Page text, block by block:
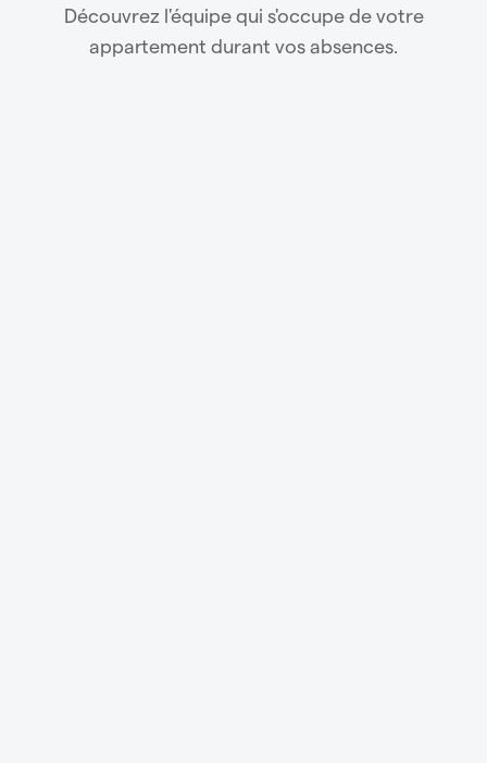
Découvrez l'équipe qui s'occupe de votre
appartement durant vos absences.